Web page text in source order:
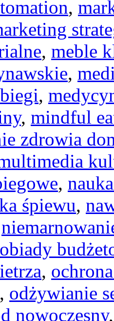
,
, meble
,
,
, mindful
zdrowia
,
śpiewu,
obiady
,
, odżywianie
nowoczesny